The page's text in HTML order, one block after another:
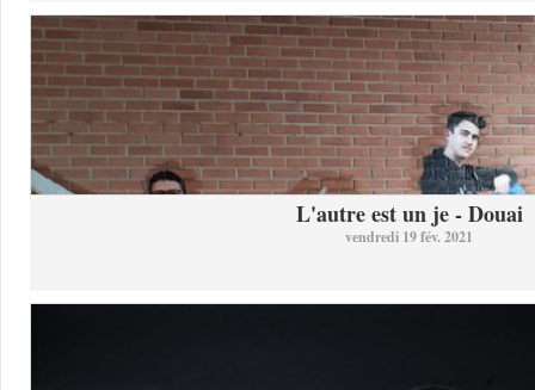
L'autre est un je - Douai
vendredi 19 fév. 2021